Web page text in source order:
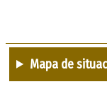
Mapa de